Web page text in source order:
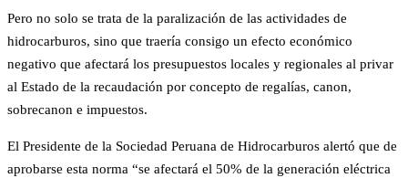
Pero no solo se trata de la paralización de las actividades de
hidrocarburos, sino que traería consigo un efecto económico
negativo que afectará los presupuestos locales y regionales al privar
al Estado de la recaudación por concepto de regalías, canon,
sobrecanon e impuestos.
El Presidente de la Sociedad Peruana de Hidrocarburos alertó que de
aprobarse esta norma “se afectará el 50% de la generación eléctrica